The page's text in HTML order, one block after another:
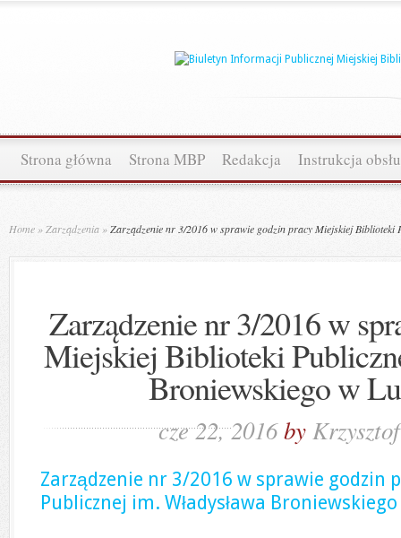
Strona główna Strona MBP Redakcja Instrukcja
Home » Zarządzenia » Zarządzenie nr 3/2016 w sprawie godzin pracy Miejskiej Biblioteki
Zarządzenie nr 3/2016 w
Miejskiej Biblioteki
Broniewskiego w
cze 22, 2016by
Zarządzenie nr 3/2016 w sprawie godzin
Publicznej im. Władysława